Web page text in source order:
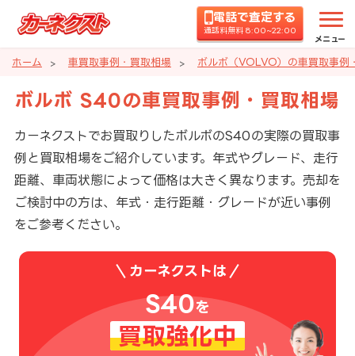
電話で査定する
通話料無料 8:00~22:00
メニュー
ホーム 車買取事例・買取相場 ボルボ（VOLVO）の車買取事例
ボルボ S40の車買取事例・買取相場
カーネクストでお買取りしたボルボのS40の実際の買取事
例と買取相場をご紹介しています。年式やグレード、走行
距離、車両状態によって価格は大きく異なります。売却を
ご検討中の方は、年式・走行距離・グレードが近い事例
をご参考ください。
カーネクストは
S40を
買取強化中